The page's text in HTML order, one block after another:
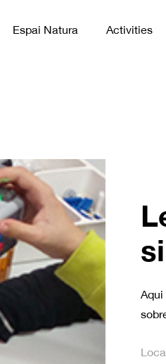
Espai Natura Activities